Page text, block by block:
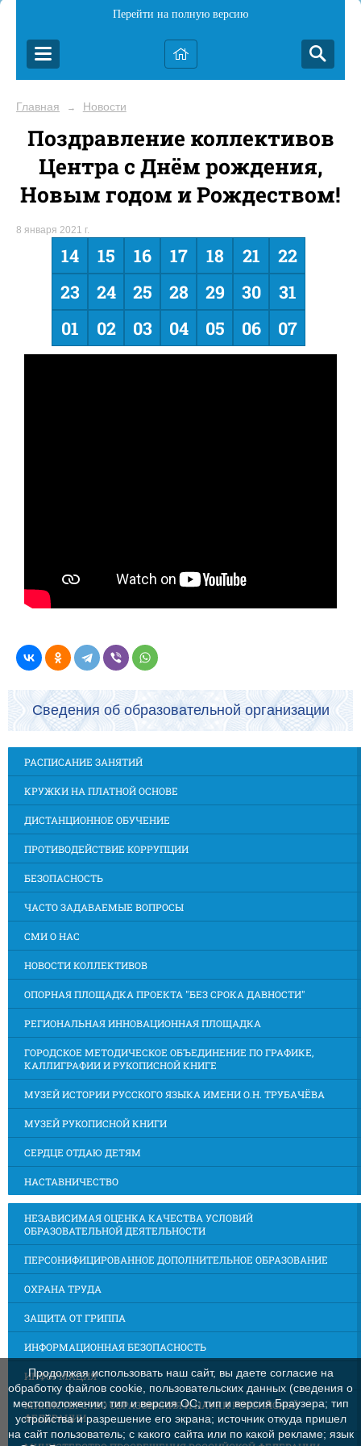
Перейти на полную версию
Главная → Новости
Поздравление коллективов
Центра с Днём рождения,
Новым годом и Рождеством!
8 января 2021 г.
14 15 16 17 18 21
22
23
24 25 28 29 30
31
01
02 03 04 05 06 07
Сведения об образовательной организации
РАСПИСАНИЕ ЗАНЯТИЙ
КРУЖКИ НА ПЛАТНОЙ ОСНОВЕ
ДИСТАНЦИОННОЕ ОБУЧЕНИЕ
ПРОТИВОДЕЙСТВИЕ КОРРУПЦИИ
БЕЗОПАСНОСТЬ
ЧАСТО ЗАДАВАЕМЫЕ ВОПРОСЫ
СМИ О НАС
НОВОСТИ КОЛЛЕКТИВОВ
ОПОРНАЯ ПЛОЩАДКА ПРОЕКТА "БЕЗ СРОКА ДАВНОСТИ"
РЕГИОНАЛЬНАЯ ИННОВАЦИОННАЯ ПЛОЩАДКА
ГОРОДСКОЕ МЕТОДИЧЕСКОЕ ОБЪЕДИНЕНИЕ ПО ГРАФИКЕ,
КАЛЛИГРАФИИ И РУКОПИСНОЙ КНИГЕ
МУЗЕЙ ИСТОРИИ РУССКОГО ЯЗЫКА ИМЕНИ О.Н. ТРУБАЧЁВА
МУЗЕЙ РУКОПИСНОЙ КНИГИ
СЕРДЦЕ ОТДАЮ ДЕТЯМ
НАСТАВНИЧЕСТВО
НЕЗАВИСИМАЯ ОЦЕНКА КАЧЕСТВА УСЛОВИЙ
ОБРАЗОВАТЕЛЬНОЙ ДЕЯТЕЛЬНОСТИ
ПЕРСОНИФИЦИРОВАННОЕ ДОПОЛНИТЕЛЬНОЕ ОБРАЗОВАНИЕ
ОХРАНА ТРУДА
ЗАЩИТА ОТ ГРИППА
ИНФОРМАЦИОННАЯ БЕЗОПАСНОСТЬ
ИНФОРМАЦИЯ
МИНИСТЕРСТВО ОБРАЗОВАНИЯ И НАУКИ РОССИЙСКОЙ
ФЕДЕРАЦИИ
Продолжая использовать наш сайт, вы даете согласие на
обработку файлов cookie, пользовательских данных (сведения о
местоположении; тип и версия ОС; тип и версия Браузера; тип
устройства и разрешение его экрана; источник откуда пришел
на сайт пользователь; с какого сайта или по какой рекламе; язык